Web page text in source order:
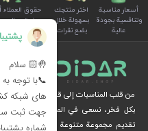
أسعار مناسبة
وتنافسية بجودة
عالية
اختر منتجك
بسهولة خلال
بضع نقرات
حقوق العملاء
ونستمع إلى
بوضوح
من قلب المناسبات إلى قلوب الناس
بكل فخر، نسعى في المجموعة الثقافية
تقديم مجموعة متنوعة من المنتجات